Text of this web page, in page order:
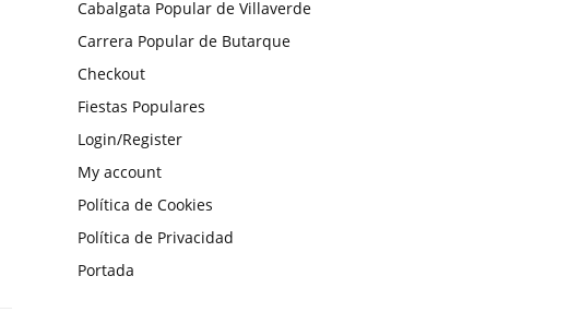
Cabalgata Popular de Villaverde
Carrera Popular de Butarque
Checkout
Fiestas Populares
Login/Register
My account
Política de Cookies
Política de Privacidad
Portada